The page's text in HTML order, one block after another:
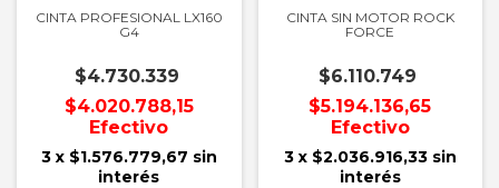
CINTA PROFESIONAL LX160
G4
$4.730.339
$4.020.788,15
Efectivo
3 x $1.576.779,67 sin
interés
CINTA SIN MOTOR ROCK
FORCE
$6.110.749
$5.194.136,65
Efectivo
3 x $2.036.916,33 sin
interés